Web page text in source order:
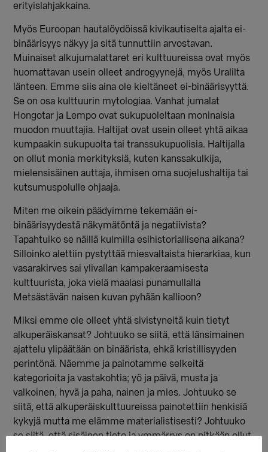
erityislahjakkaina.
Myös Euroopan hautalöydöissä kivikautiselta ajalta ei-
binäärisyys näkyy ja sitä tunnuttiin arvostavan.
Muinaiset alkujumalattaret eri kulttuureissa ovat myös
huomattavan usein olleet androgyynejä, myös Uralilta
länteen. Emme siis aina ole kieltäneet ei-binäärisyyttä.
Se on osa kulttuurin mytologiaa. Vanhat jumalat
Hongotar ja Lempo ovat sukupuoleltaan moninaisia
muodon muuttajia. Haltijat ovat usein olleet yhtä aikaa
kumpaakin sukupuolta tai transsukupuolisia. Haltijalla
on ollut monia merkityksiä, kuten kanssakulkija,
mielensisäinen auttaja, ihmisen oma suojelushaltija tai
kutsumuspolulle ohjaaja.
Miten me oikein päädyimme tekemään ei-
binäärisyydestä näkymätöntä ja negatiivista?
Tapahtuiko se näillä kulmilla esihistoriallisena aikana?
Silloinko alettiin pystyttää miesvaltaista hierarkiaa, kun
vasarakirves sai ylivallan kampakeraamisesta
kulttuurista, joka vielä maalasi punamullalla
Metsästävän naisen kuvan pyhään kallioon?
Miksi emme ole olleet yhtä sivistyneitä kuin tietyt
alkuperäiskansat? Johtuuko se siitä, että länsimainen
ajattelu ylipäätään on binäärista, ehkä kristillisyyden
perintönä. Näemme ja painotamme selkeitä
kategorioita ja vastakohtia; yö ja päivä, musta ja
valkoinen, hyvä ja paha, nainen ja mies. Johtuuko se
siitä, että alkuperäiskulttuureissa painotettiin henkisiä
kykyjä mutta me elämme materialistisesti? Johtuuko
se siitä, että sisäinen tieto ja ymmärrys on pitkään ollut